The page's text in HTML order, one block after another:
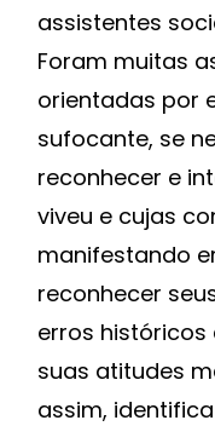
assistentes
Foram muitas
orientadas por
sufocante, se
reconhecer e
viveu e cujas
manifestando
reconhecer
erros
suas atitudes
assim,